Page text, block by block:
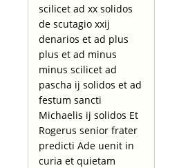
scilicet ad xx solidos
de scutagio xxij
denarios et ad plus
plus et ad minus
minus scilicet ad
pascha ij solidos et ad
festum sancti
Michaelis ij solidos Et
Rogerus senior frater
predicti Ade uenit in
curia et quietam